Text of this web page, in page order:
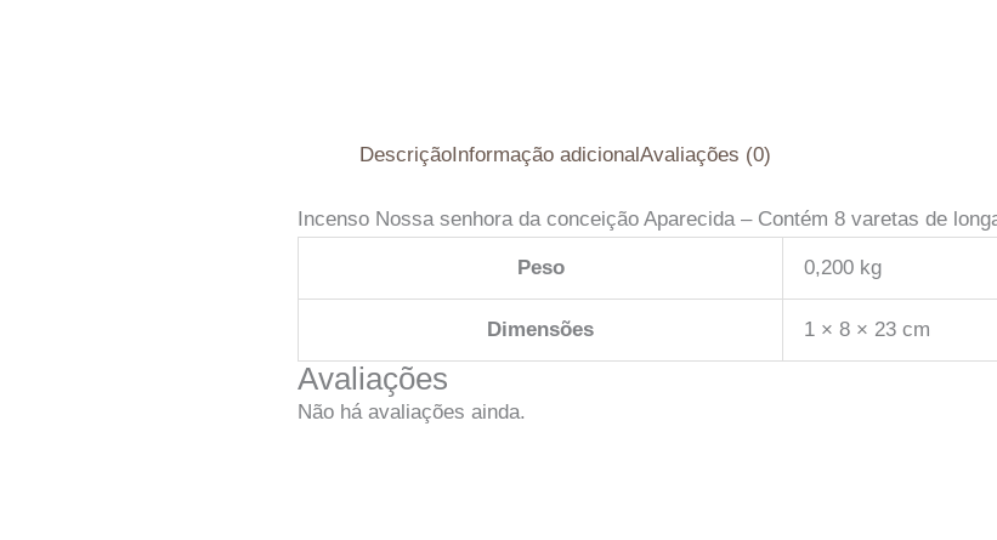
DescriçãoInformação adicionalAvaliações (0)
Incenso Nossa senhora da conceição Aparecida – Contém 8 varetas de
Peso 0,200 kg
Dimensões 1 × 8 × 23 cm
Avaliações
Não há avaliações ainda.